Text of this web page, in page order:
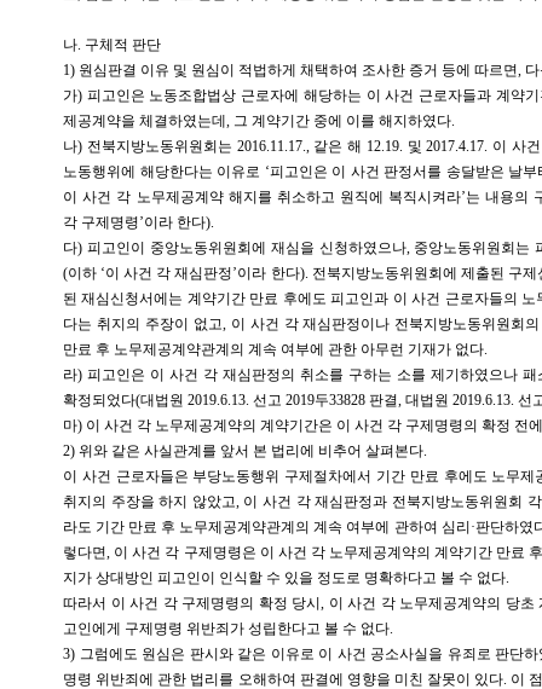
나. 구체적 판단
1) 원심판결 이유 및 원심이 적법하게 채택하여 조사한 증거 등에 따르면,
가) 피고인은 노동조합법상 근로자에 해당하는 이 사건 근로자들과 계약
제공계약을 체결하였는데, 그 계약기간 중에 이를 해지하였다.
나) 전북지방노동위원회는 2016.11.17., 같은 해 12.19. 및 2017.4.17. 이 사
노동행위에 해당한다는 이유로 ‘피고인은 이 사건 판정서를 송달받은 날
이 사건 각 노무제공계약 해지를 취소하고 원직에 복직시켜라’는 내용의
각 구제명령’이라 한다).
다) 피고인이 중앙노동위원회에 재심을 신청하였으나, 중앙노동위원회는
(이하 ‘이 사건 각 재심판정’이라 한다). 전북지방노동위원회에 제출된 구
된 재심신청서에는 계약기간 만료 후에도 피고인과 이 사건 근로자들의
다는 취지의 주장이 없고, 이 사건 각 재심판정이나 전북지방노동위원회
만료 후 노무제공계약관계의 계속 여부에 관한 아무런 기재가 없다.
라) 피고인은 이 사건 각 재심판정의 취소를 구하는 소를 제기하였으나 패
확정되었다(대법원 2019.6.13. 선고 2019두33828 판결, 대법원 2019.6.13. 선
마) 이 사건 각 노무제공계약의 계약기간은 이 사건 각 구제명령의 확정 전
2) 위와 같은 사실관계를 앞서 본 법리에 비추어 살펴본다.
이 사건 근로자들은 부당노동행위 구제절차에서 기간 만료 후에도 노무
취지의 주장을 하지 않았고, 이 사건 각 재심판정과 전북지방노동위원회
라도 기간 만료 후 노무제공계약관계의 계속 여부에 관하여 심리·판단하였
렇다면, 이 사건 각 구제명령은 이 사건 각 노무제공계약의 계약기간 만료
지가 상대방인 피고인이 인식할 수 있을 정도로 명확하다고 볼 수 없다.
따라서 이 사건 각 구제명령의 확정 당시, 이 사건 각 노무제공계약의 당초
고인에게 구제명령 위반죄가 성립한다고 볼 수 없다.
3) 그럼에도 원심은 판시와 같은 이유로 이 사건 공소사실을 유죄로 판단
명령 위반죄에 관한 법리를 오해하여 판결에 영향을 미친 잘못이 있다. 이